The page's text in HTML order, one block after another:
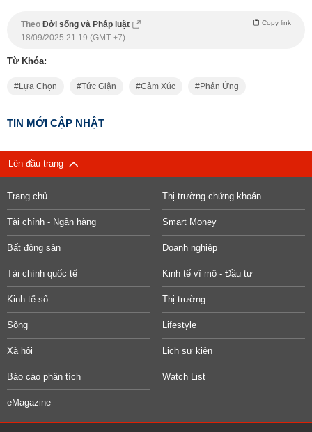
Theo Đời sống và Pháp luật Copy link
18/09/2025 21:19 (GMT +7)
Từ Khóa:
Lựa Chọn Tức Giận Cảm Xúc Phản Ứng
TIN MỚI CẬP NHẬT
Lên đầu trang
Trang chủ Thị trường chứng khoán
Tài chính - Ngân hàng Smart Money
Bất động sản Doanh nghiệp
Tài chính quốc tế Kinh tế vĩ mô - Đầu tư
Kinh tế số Thị trường
Sống Lifestyle
Xã hội Lịch sự kiện
Báo cáo phân tích Watch List
eMagazine